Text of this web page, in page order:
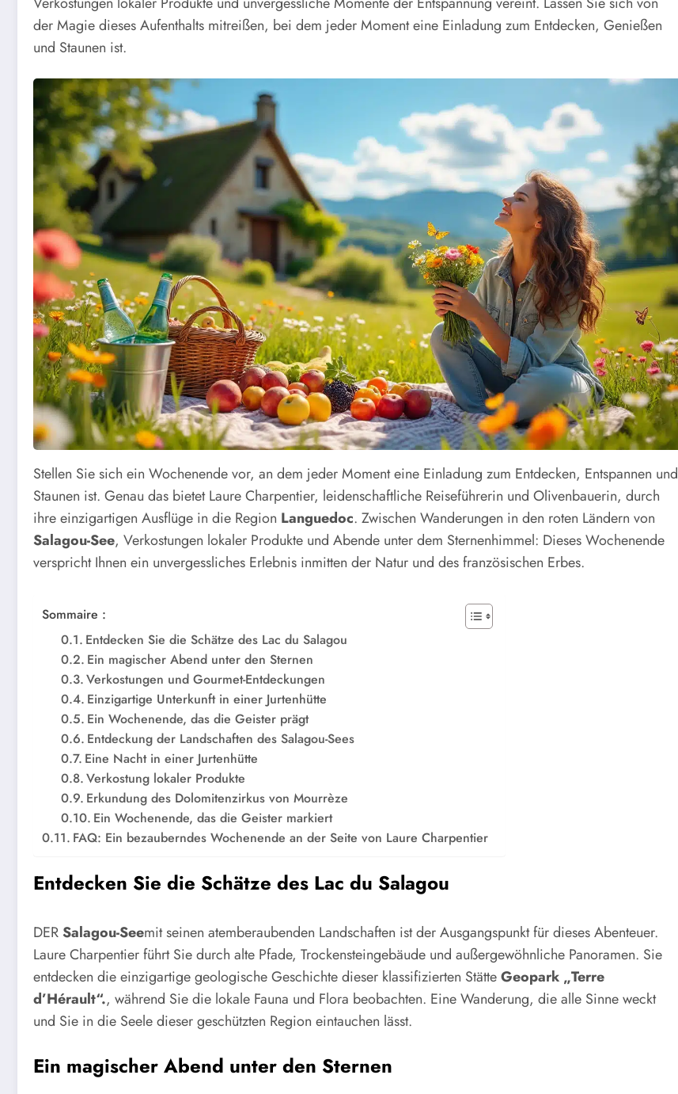
der Magie dieses Aufenthalts mitreißen, bei dem jeder Moment eine Einladung zum Entdecken, Genießen
und Staunen ist.
Stellen Sie sich ein Wochenende vor, an dem jeder Moment eine Einladung zum Entdecken, Entspannen und
Staunen ist. Genau das bietet Laure Charpentier, leidenschaftliche Reiseführerin und Olivenbauerin, durch
ihre einzigartigen Ausflüge in die Region Languedoc. Zwischen Wanderungen in den roten Ländern von
Salagou-See, Verkostungen lokaler Produkte und Abende unter dem Sternenhimmel: Dieses Wochenende
verspricht Ihnen ein unvergessliches Erlebnis inmitten der Natur und des französischen Erbes.
Sommaire :
Entdecken Sie die Schätze des Lac du Salagou
Ein magischer Abend unter den Sternen
Verkostungen und Gourmet-Entdeckungen
Einzigartige Unterkunft in einer Jurtenhütte
Ein Wochenende, das die Geister prägt
Entdeckung der Landschaften des Salagou-Sees
Eine Nacht in einer Jurtenhütte
Verkostung lokaler Produkte
Erkundung des Dolomitenzirkus von Mourrèze
Ein Wochenende, das die Geister markiert
FAQ: Ein bezauberndes Wochenende an der Seite von Laure Charpentier
Entdecken Sie die Schätze des Lac du Salagou
DERSalagou-Seemit seinen atemberaubenden Landschaften ist der Ausgangspunkt für dieses Abenteuer.
Laure Charpentier führt Sie durch alte Pfade, Trockensteingebäude und außergewöhnliche Panoramen. Sie
entdecken die einzigartige geologische Geschichte dieser klassifizierten StätteGeopark „Terre
d’Hérault“., während Sie die lokale Fauna und Flora beobachten. Eine Wanderung, die alle Sinne weckt
und Sie in die Seele dieser geschützten Region eintauchen lässt.
Ein magischer Abend unter den Sternen